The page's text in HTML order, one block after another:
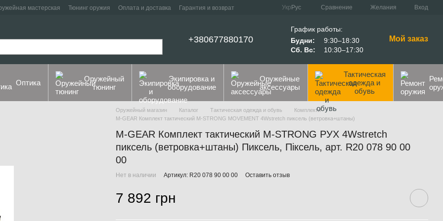
мастерская Тюнинг оружия Оплата и доставка
Гарантия и возврат
Укр Рус Сравнение Желания Вход
+380677880170
График работы:
Будни:
9:30–18:30
Сб. Вс:
10:30–17:30
Мой заказ
Оптика
Оружейный
тюнинг
Экипировка и
оборудование
Оружейные
аксессуары
Тактическая
одежда и
обувь
Оружейный магазин Каталог Тактическая одежда и обувь
Комплекти
M-GEAR Комплект тактический M-STRONG MOVEMENT 4Wstretch пиксель (ветровка+штаны)
M-GEAR Комплект тактический M-STRONG РУХ 4Wstretch
пиксель (ветровка+штаны) Пиксель, Піксель, арт. R20 078 90 00
00
Нет в наличии Артикул: R20 078 90 00 00 Оставить отзыв
7 892 грн